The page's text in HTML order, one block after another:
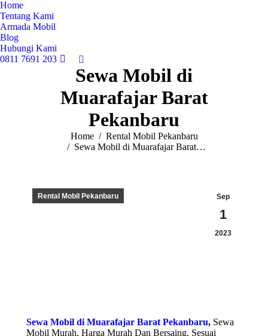
Home
Tentang Kami
Armada Mobil
Blog
Hubungi Kami
0811 7691 203
Search:
Sewa Mobil di
Muarafajar Barat
Pekanbaru
You are here:Home
Rental Mobil Pekanbaru
Sewa Mobil di Muarafajar Barat…
Sep
1
2023
Rental Mobil Pekanbaru
Sewa Mobil di Muarafajar Barat Pekanbaru, Sewa
Mobil Murah, Harga Murah Dan Bersaing. Sesuai